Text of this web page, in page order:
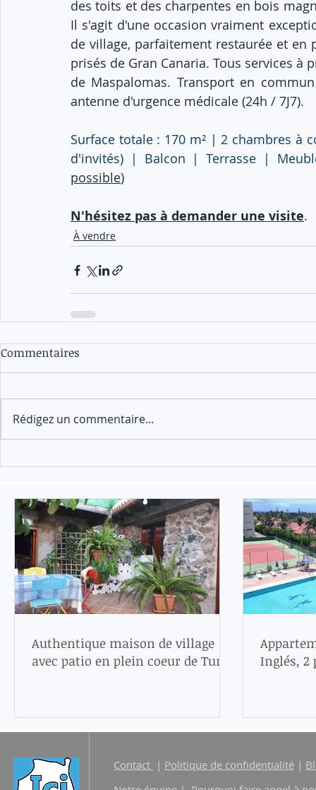
des toits et des charpentes en bois
Il s'agit d'une occasion vraiment
de village, parfaitement restaurée et
prisés de Gran Canaria. Tous services
de Maspalomas. Transport en
antenne d'urgence médicale (24h / 7J7).
Surface totale : 170 m² | 2 chambres à
d'invités) | Balcon | Terrasse |
possible)
N'hésitez pas à demander une visite.
À vendre
Commentaires
Rédigez un commentaire...
Authentique maison de village
avec patio en plein coeur de Tunte
Inglés, 2
Contact | Politique de confidentialité |